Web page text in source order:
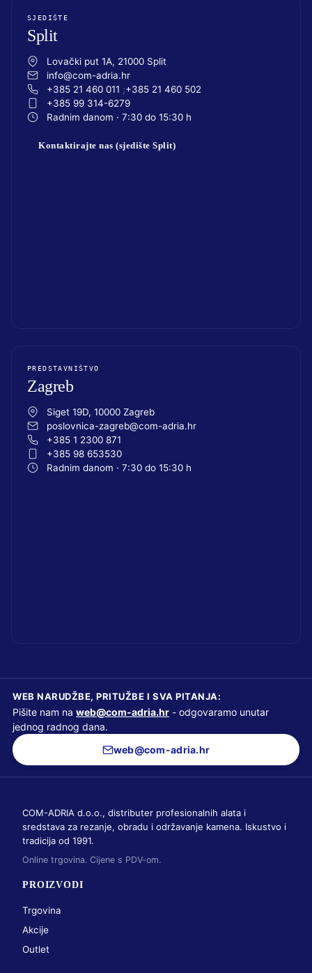
SJEDIŠTE
Split
Lovački put 1A, 21000 Split
info@com-adria.hr
+385 21 460 011
+385 21 460 502
+385 99 314-6279
Radnim danom · 7:30 do 15:30 h
Kontaktirajte nas (sjedište Split)
PREDSTAVNIŠTVO
Zagreb
Siget 19D, 10000 Zagreb
poslovnica-zagreb@com-adria.hr
+385 1 2300 871
+385 98 653530
Radnim danom · 7:30 do 15:30 h
WEB NARUDŽBE, PRITUŽBE I SVA PITANJA:
Pišite nam na web@com-adria.hr - odgovaramo unutar
jednog radnog dana.
web@com-adria.hr
COM-ADRIA d.o.o., distributer profesionalnih alata i
sredstava za rezanje, obradu i održavanje kamena. Iskustvo i
tradicija od 1991.
Online trgovina. Cijene s PDV-om.
PROIZVODI
Trgovina
Akcije
Outlet